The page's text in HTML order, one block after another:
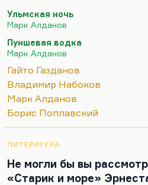
замечательная сухая проза,
гармония, прелестные
своеобразная метафизика,
непроговоренная, но она,
третьем месте – Алданов,
когда пишет исторические
Азефе), приобретает
Короленко в его
Ульмская ночь
Марк Алданов
Пуншевая водка
Марк Алданов
Гайто Газданов
Владимир Набоков
Марк Алданов
Борис Поплавский
ЛИТЕРАТУРА
Не могли бы вы
«Старик и море»